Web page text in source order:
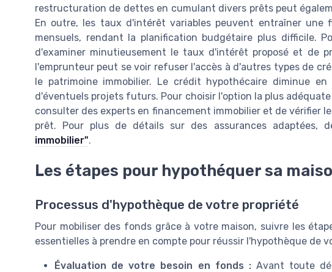
restructuration de dettes en cumulant divers prêts peut
En outre, les taux d'intérêt variables peuvent entraîner
mensuels, rendant la planification budgétaire plus difficile.
d'examiner minutieusement le taux d'intérêt proposé et de
l'emprunteur peut se voir refuser l'accès à d'autres types de
le patrimoine immobilier. Le crédit hypothécaire diminue
d'éventuels projets futurs. Pour choisir l'option la plus
consulter des experts en financement immobilier et de vérifier
prêt. Pour plus de détails sur des assurances adaptées,
immobilier".
Les étapes pour hypothéquer sa
Processus d'hypothèque de votre propriété
Pour mobiliser des fonds grâce à votre maison, suivre les
essentielles à prendre en compte pour réussir l'hypothèque de
Évaluation de votre besoin en fonds :Avant toute